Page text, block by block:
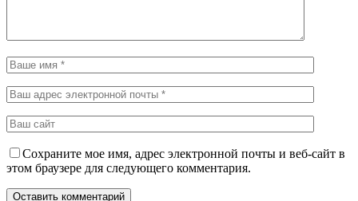
Сохраните мое имя, адрес электронной почты и веб-сайт в
этом браузере для следующего комментария.